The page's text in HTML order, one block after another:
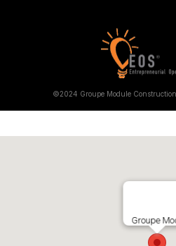
©2024 Groupe Module
Groupe